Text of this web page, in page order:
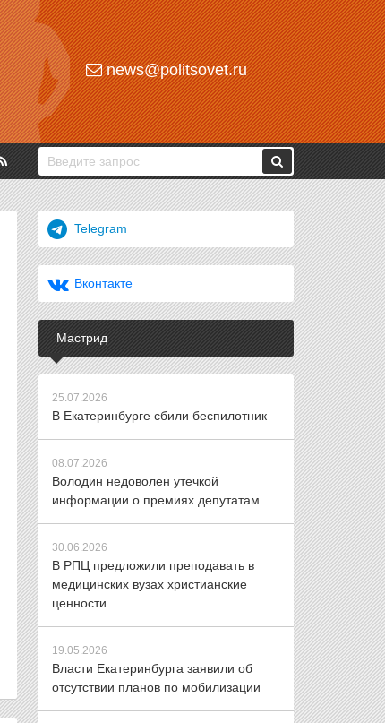
news@politsovet.ru
Telegram
Вконтакте
Мастрид
25.07.2026
В Екатеринбурге сбили беспилотник
08.07.2026
Володин недоволен утечкой
информации о премиях депутатам
30.06.2026
В РПЦ предложили преподавать в
медицинских вузах христианские
ценности
19.05.2026
Власти Екатеринбурга заявили об
отсутствии планов по мобилизации